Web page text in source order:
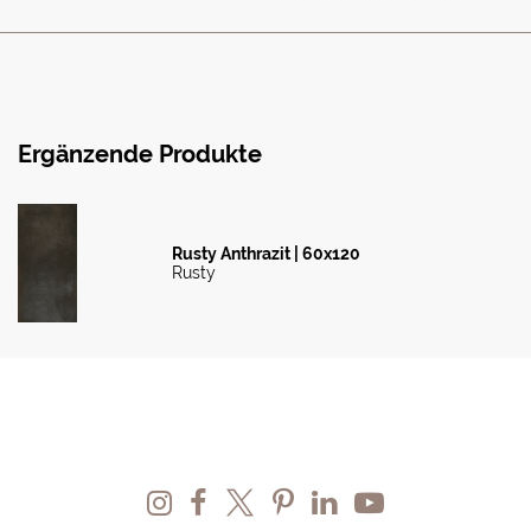
Ergänzende Produkte
Rusty Anthrazit | 60x120
Rusty